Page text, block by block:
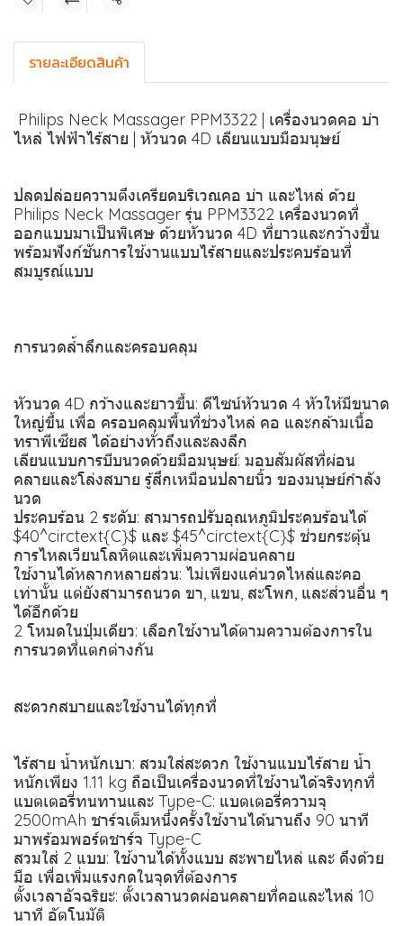
แชร์
รายละเอียดสินค้า
️ Philips Neck Massager PPM3322 | เครื่องนวดคอ บ่า
ไหล่ ไฟฟ้าไร้สาย | หัวนวด 4D เลียนแบบมือมนุษย์
ปลดปล่อยความตึงเครียดบริเวณคอ บ่า และไหล่ ด้วย
Philips Neck Massager รุ่น PPM3322 เครื่องนวดที่
ออกแบบมาเป็นพิเศษ ด้วยหัวนวด 4D ที่ยาวและกว้างขึ้น
พร้อมฟังก์ชันการใช้งานแบบไร้สายและประคบร้อนที่
สมบูรณ์แบบ
การนวดล้ำลึกและครอบคลุม
หัวนวด 4D กว้างและยาวขึ้น: ดีไซน์หัวนวด 4 หัวให้มีขนาด
ใหญ่ขึ้น เพื่อ ครอบคลุมพื้นที่ช่วงไหล่ คอ และกล้ามเนื้อ
ทราพีเซียส ได้อย่างทั่วถึงและลงลึก
เลียนแบบการบีบนวดด้วยมือมนุษย์: มอบสัมผัสที่ผ่อน
คลายและโล่งสบาย รู้สึกเหมือนปลายนิ้ว ของมนุษย์กำลัง
นวด
ประคบร้อน 2 ระดับ: สามารถปรับอุณหภูมิประคบร้อนได้
$40^circtext{C}$ และ $45^circtext{C}$ ช่วยกระตุ้น
การไหลเวียนโลหิตและเพิ่มความผ่อนคลาย
ใช้งานได้หลากหลายส่วน: ไม่เพียงแค่นวดไหล่และคอ
เท่านั้น แต่ยังสามารถนวด ขา, แขน, สะโพก, และส่วนอื่น ๆ
ได้อีกด้วย
2 โหมดในปุ่มเดียว: เลือกใช้งานได้ตามความต้องการใน
การนวดที่แตกต่างกัน
สะดวกสบายและใช้งานได้ทุกที่
ไร้สาย น้ำหนักเบา: สวมใส่สะดวก ใช้งานแบบไร้สาย น้ำ
หนักเพียง 1.11 kg ถือเป็นเครื่องนวดที่ใช้งานได้จริงทุกที่
แบตเตอรี่ทนทานและ Type-C: แบตเตอรี่ความจุ
2500mAh ชาร์จเต็มหนึ่งครั้งใช้งานได้นานถึง 90 นาที
มาพร้อมพอร์ตชาร์จ Type-C
สวมใส่ 2 แบบ: ใช้งานได้ทั้งแบบ สะพายไหล่ และ ดึงด้วย
มือ เพื่อเพิ่มแรงกดในจุดที่ต้องการ
ตั้งเวลาอัจฉริยะ: ตั้งเวลานวดผ่อนคลายที่คอและไหล่ 10
นาที อัตโนมัติ